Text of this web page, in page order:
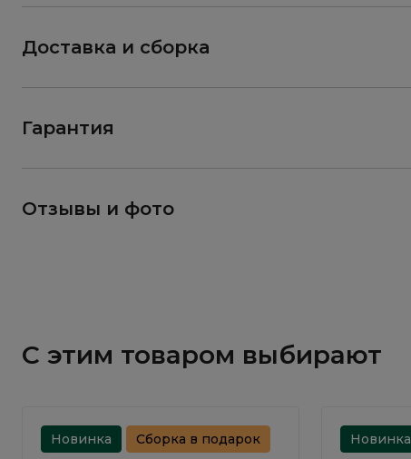
Доставка и сборка
Гарантия
Отзывы и фото
С этим товаром выбирают
Новинка Сборка в подарок Новинка